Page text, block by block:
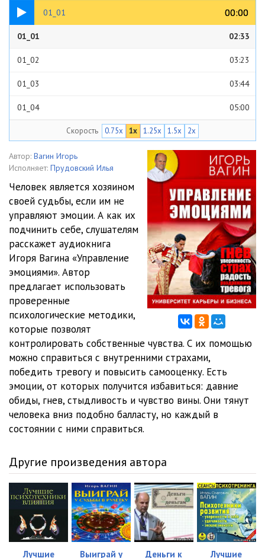
01_01 00:00
00:00
02:33
01_01 02:33
01_02 03:23
01_03 03:44
01_04 05:00
02_02 03:57
03:17
02_04 03:31
02_05 02:53
03_01 03:19
03_02 02:41
03_03 03:26
04_01
04_02 02:27
05_01
05_02 03:08
05_03
05_05
05_06 02:46
03:02
06_02 03:25
Скорость 0.75x 1x 1.25x 1.5x 2x
Автор: Вагин Игорь
Исполняет: Прудовский Илья
Человек является хозяином
своей судьбы, если им не
управляют эмоции. А как их
подчинить себе, слушателям
расскажет аудиокнига
Игоря Вагина «Управление
эмоциями». Автор
предлагает использовать
проверенные
психологические методики,
которые позволят
контролировать собственные чувства. С их помощью
можно справиться с внутренними страхами,
победить тревогу и повысить самооценку. Есть
эмоции, от которых получится избавиться: давние
обиды, гнев, стыдливость и чувство вины. Они тянут
человека вниз подобно балласту, но каждый в
состоянии с ними справиться.
Другие произведения автора
Лучшие
Выиграй у
Деньги к
Лучшие